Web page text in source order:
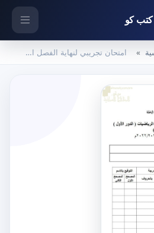
امتحان تجريبي لنهاية الفصل الأول الدور الأول مع الحل (رياضيات) السادس